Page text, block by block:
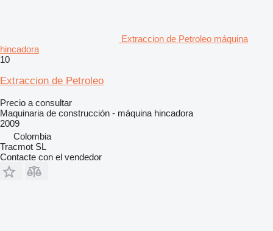
Extraccion de Petroleo máquina
hincadora
10
Extraccion de Petroleo
Precio a consultar
Maquinaria de construcción - máquina hincadora
2009
Colombia
Tracmot SL
Contacte con el vendedor